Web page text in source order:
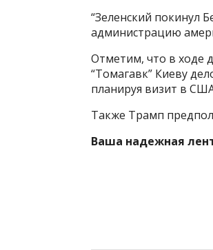
“Зеленский покинул
администрацию
Отметим, что в ходе
“Томагавк” Киеву
планируя визит в
Также Трамп
Ваша надежная